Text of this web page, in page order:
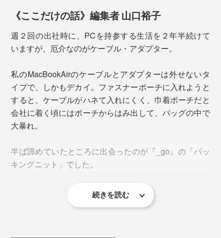
「裸でもつとキズが気になる」「キズからは守りたいけ
どシャッターチャンスを逃したくない！」というカメラ
ユーザーのリクエストが反映されています。
『_go』。
ガジェット大好き、モノを増やしがちで、バッグの中が
いつもごちゃついていたという白倉氏。「ニットの伸縮
いうひらめきからスタート。
《ここだけの話》編集者 山口裕子
週２回の出社時に、PCを持参する生活を２年半続けて
いますが、厄介なのがケーブル・アダプター。
私のMacBookAirのケーブルとアダプターは外せないタ
イプで、しかもデカイ。ファスナーポーチに入れようと
すると、ケーブルがハネて入れにくく、巾着ポーチだと
会社に着く頃にはポーチからはみ出して、バッグの中で
大暴れ。
半ば諦めていたところに出会ったのが『_go』の「パッ
キングニット」でした。
続きを読む